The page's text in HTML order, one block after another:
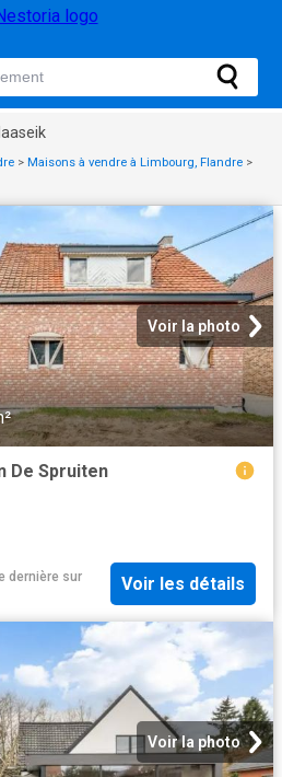
> Maisons à vendre à Limbourg, Flandre >
Voir la photo
De Spruiten
dernière sur
Voir les détails
Voir la photo